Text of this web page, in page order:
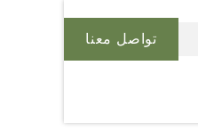
تواصل معنا